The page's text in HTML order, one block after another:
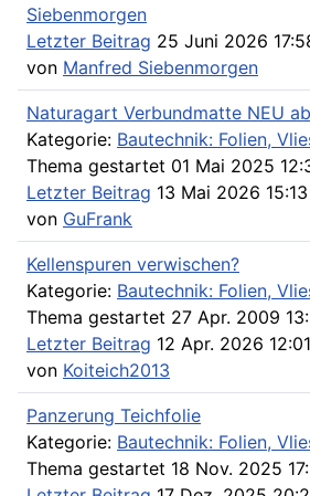
Siebenmorgen
Letzter Beitrag 25 Juni 2026
von Manfred Siebenmorgen
Naturagart Verbundmatte NEU
Kategorie: Bautechnik: Folien,
Thema gestartet 01 Mai 2025
Letzter Beitrag 13 Mai 2026 15:13
von GuFrank
Kellenspuren verwischen?
Kategorie: Bautechnik: Folien,
Thema gestartet 27 Apr. 2009
Letzter Beitrag 12 Apr. 2026 12:01
von Koiteich2013
Panzerung Teichfolie
Kategorie: Bautechnik: Folien,
Thema gestartet 18 Nov. 2025